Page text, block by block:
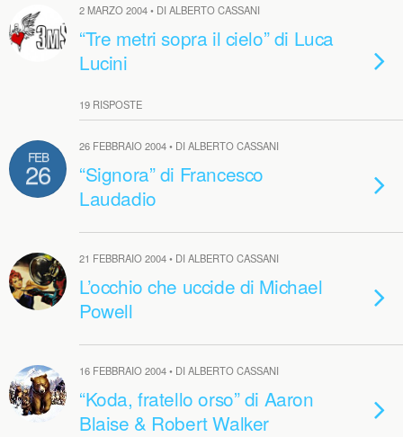
2 MARZO 2004 • DI ALBERTO CASSANI
“Tre metri sopra il cielo” di Luca
Lucini
19 RISPOSTE
FEB
26
26 FEBBRAIO 2004 • DI ALBERTO CASSANI
“Signora” di Francesco
Laudadio
21 FEBBRAIO 2004 • DI ALBERTO CASSANI
L’occhio che uccide di Michael
Powell
16 FEBBRAIO 2004 • DI ALBERTO CASSANI
“Koda, fratello orso” di Aaron
Blaise & Robert Walker